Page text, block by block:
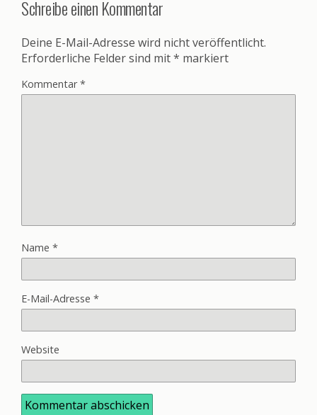
Schreibe einen Kommentar
Deine E-Mail-Adresse wird nicht veröffentlicht.
Erforderliche Felder sind mit* markiert
Kommentar*
Name *
E-Mail-Adresse *
Website